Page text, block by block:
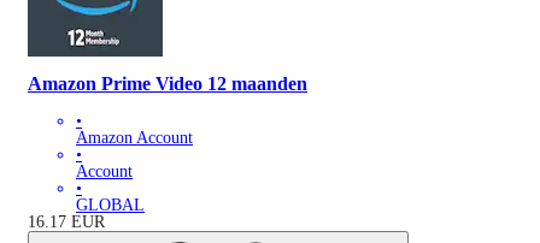
Amazon Prime Video 12 maanden
•
Amazon Account
•
Account
•
GLOBAL
16.17 EUR